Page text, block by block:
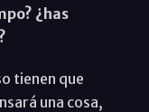
¿has
tienen que
una cosa,